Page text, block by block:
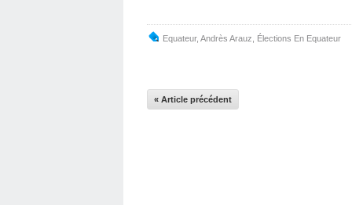
Equateur, Andrès Arauz Élections En Equateur
« Article précédent